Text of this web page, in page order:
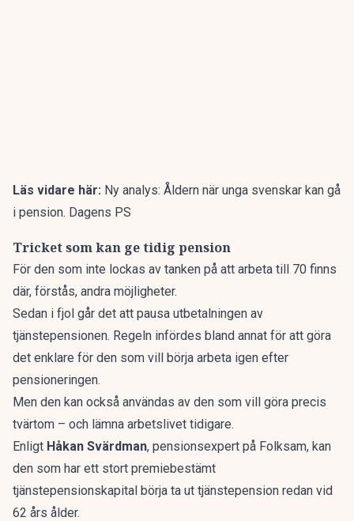
Läs vidare här: Ny analys: Åldern när unga svenskar kan gå
i pension. Dagens PS
Tricket som kan ge tidig pension
För den som inte lockas av tanken på att arbeta till 70 finns
där, förstås, andra möjligheter.
Sedan i fjol går det att pausa utbetalningen av
tjänstepensionen. Regeln infördes bland annat för att göra
det enklare för den som vill börja arbeta igen efter
pensioneringen.
Men den kan också användas av den som vill göra precis
tvärtom – och lämna arbetslivet tidigare.
Enligt Håkan Svärdman, pensionsexpert på Folksam, kan
den som har ett stort premiebestämt
tjänstepensionskapital börja ta ut tjänstepension redan vid
62 års ålder.